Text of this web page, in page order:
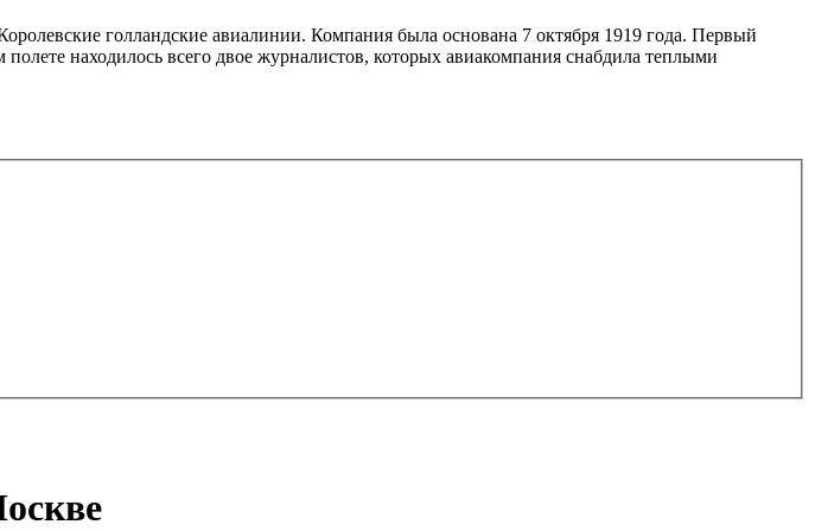
голландские авиалинии. Компания была основана 7 октября 1919 года. Первый
находилось всего двое журналистов, которых авиакомпания снабдила теплыми